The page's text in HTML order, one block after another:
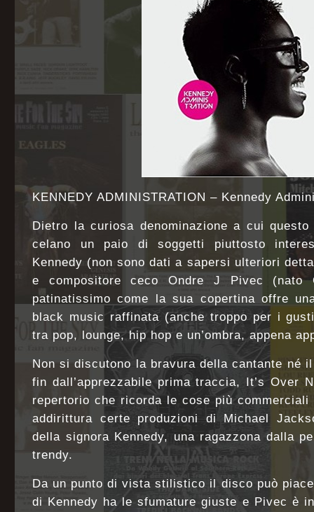
KENNEDY ADMINISTRATION – Kennedy
Dietro la curiosa denominazione a cui
celano un paio di soggetti piuttosto
Kennedy (non sono dati a sapersi ulteriori
e compositore ceco Ondre J Pivec (nato
patinatissimo come la sua copertina offre
black music raffinata (anche troppo per i
tra pop, lounge, hip hop e un’ombra, appena
Non si discutono la bravura della cantante né
fin dall’apprezzabile prima traccia, It’s Over
repertorio che ricorda le cose più
addirittura certe produzioni di Michael
della signora Kennedy, una ragazzona dalla
trendy.
Da un punto di vista stilistico il disco può
di Kennedy ha le sfumature giuste e Pivec è